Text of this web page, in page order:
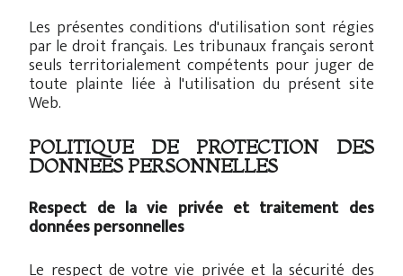
Les présentes conditions d'utilisation sont régies
par le droit français. Les tribunaux français seront
seuls territorialement compétents pour juger de
toute plainte liée à l'utilisation du présent site
Web.
POLITIQUE DE PROTECTION DES
DONNEES PERSONNELLES
Respect de la vie privée et traitement des
données personnelles